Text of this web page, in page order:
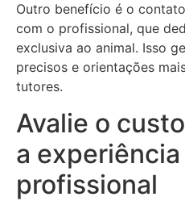
Outro benefício é o contato
com o profissional, que
exclusiva ao animal. Isso
precisos e orientações
tutores.
Avalie o
a
profissional